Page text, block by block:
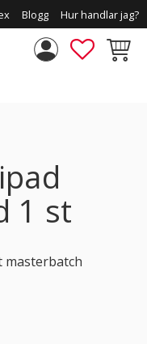
Blogg Hur handlar jag?
1 st
masterbatch